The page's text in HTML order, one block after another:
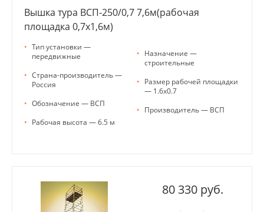
Вышка тура ВСП-250/0,7 7,6м(рабочая
площадка 0,7х1,6м)
• Тип установки —
передвижные
• Страна-производитель —
Россия
• Обозначение — ВСП
• Рабочая высота — 6.5 м
• Назначение —
строительные
• Размер рабочей площадки
— 1.6х0.7
• Производитель — ВСП
80 330 руб.